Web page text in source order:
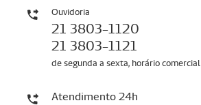
Ouvidoria
21 3803-1120
21 3803-1121
de segunda a sexta, horário comercial
Atendimento 24h